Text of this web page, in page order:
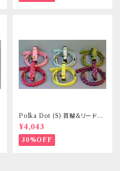
Polka Dot (S) 首輪&リードセ
ット _ 小型犬・小柄な中型犬向
き _ フントヒュッテオリジナル
¥4,043
30%OFF